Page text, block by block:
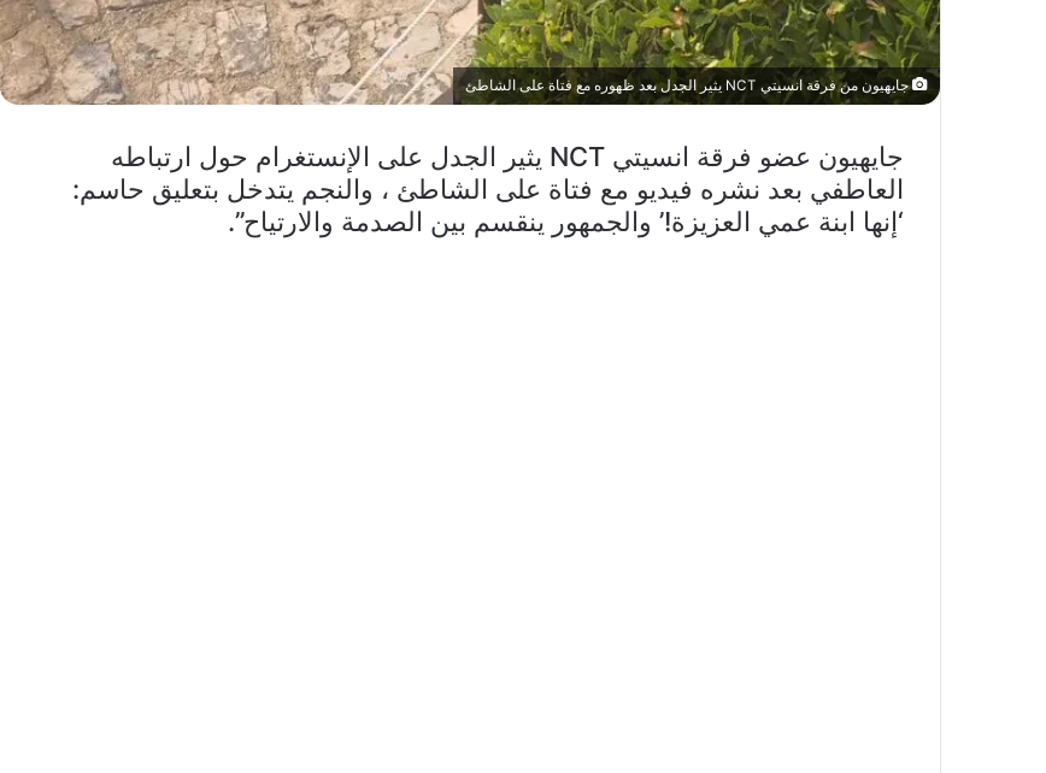
جايهيون من فرقة انسيتي NCT يثير الجدل بعد ظهوره مع فتاة على الشاطئ
جايهيون عضو فرقة انسيتي NCT يثير الجدل على الإنستغرام حول ارتباطه
العاطفي بعد نشره فيديو مع فتاة على الشاطئ ، والنجم يتدخل بتعليق حاسم:
‘إنها ابنة عمي العزيزة!’ والجمهور ينقسم بين الصدمة والارتياح”.